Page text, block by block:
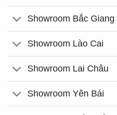
Showroom Bắc Giang
Showroom Lào Cai
Showroom Lai Châu
Showroom Yên Bái